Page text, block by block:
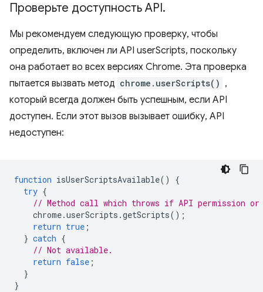
Проверьте доступность API.
Мы рекомендуем следующую проверку, чтобы
определить, включен ли API userScripts, поскольку
она работает во всех версиях Chrome. Эта проверка
пытается вызвать метод chrome.userScripts() ,
который всегда должен быть успешным, если API
доступен. Если этот вызов вызывает ошибку, API
недоступен:
function isUserScriptsAvailable()
{
try {
// Method call which throws if API permission
chrome.userScripts .getScripts();
return true ;
} catch {
// Not available.
return false ;
}
}